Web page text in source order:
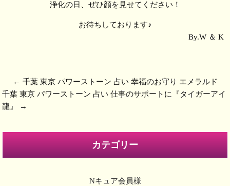
浄化の日、ぜひ顔を見せてください！
お待ちしております♪
By.W ＆ K
← 千葉 東京 パワーストーン 占い 幸福のお守り エメラルド
千葉 東京 パワーストーン 占い 仕事のサポートに『タイガーアイ
龍』
→
カテゴリー
Nキュア会員様